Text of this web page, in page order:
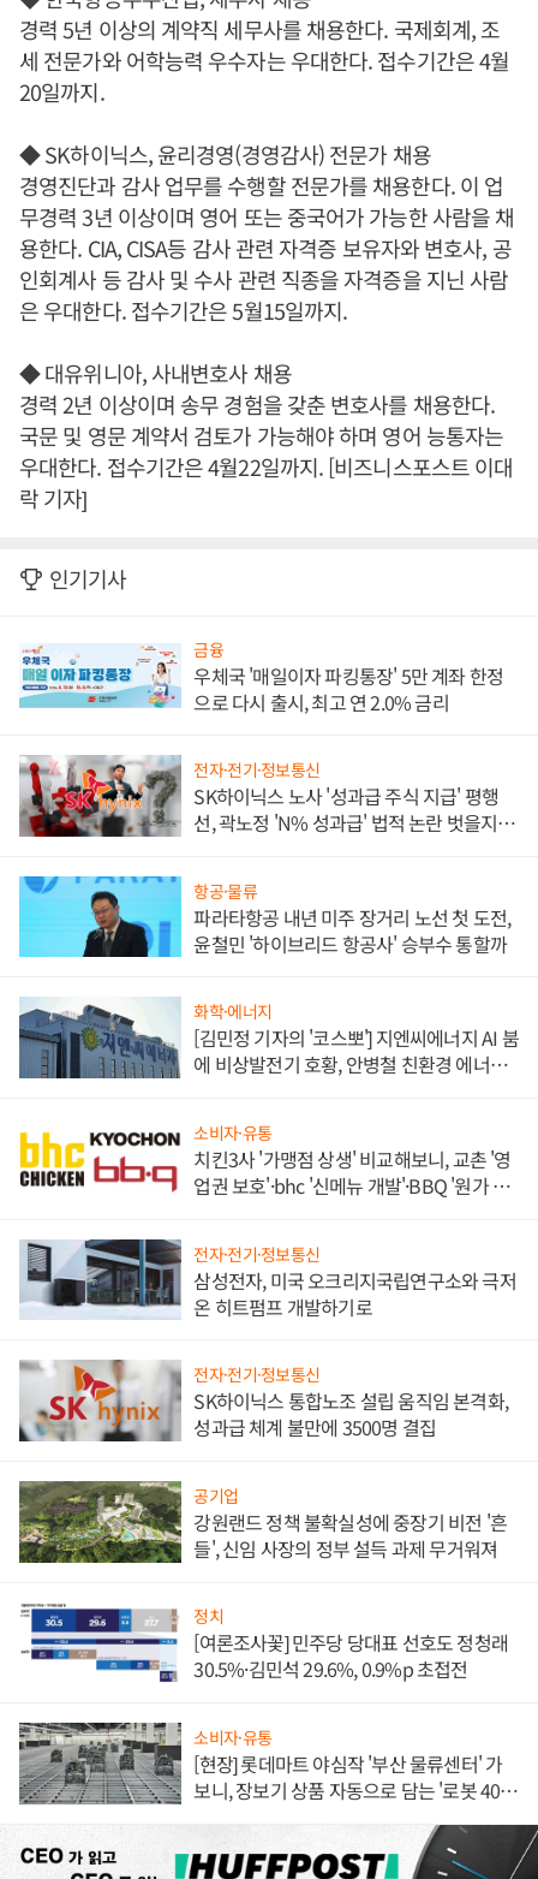
경력 5년 이상의 계약직 세무사를 채용한다. 국제회계, 조
세 전문가와 어학능력 우수자는 우대한다. 접수기간은 4월
20일까지.
◆ SK하이닉스, 윤리경영(경영감사) 전문가 채용
경영진단과 감사 업무를 수행할 전문가를 채용한다. 이 업
무경력 3년 이상이며 영어 또는 중국어가 가능한 사람을 채
용한다. CIA, CISA등 감사 관련 자격증 보유자와 변호사, 공
인회계사 등 감사 및 수사 관련 직종을 자격증을 지닌 사람
은 우대한다. 접수기간은 5월15일까지.
◆ 대유위니아, 사내변호사 채용
경력 2년 이상이며 송무 경험을 갖춘 변호사를 채용한다.
국문 및 영문 계약서 검토가 가능해야 하며 영어 능통자는
우대한다. 접수기간은 4월22일까지. [비즈니스포스트 이대
락 기자]
인기기사
금융
우체국 '매일이자 파킹통장' 5만 계좌 한정
으로 다시 출시, 최고 연 2.0% 금리
전자·전기·정보통신
SK하이닉스 노사 '성과급 주식 지급' 평행
선, 곽노정 'N% 성과급' 법적 논란 벗을지 주
항공·물류
파라타항공 내년 미주 장거리 노선 첫 도전,
윤철민 '하이브리드 항공사' 승부수 통할까
화학·에너지
[김민정 기자의 '코스뽀'] 지엔씨에너지 AI 붐
에 비상발전기 호황, 안병철 친환경 에너지
소비자·유통
치킨3사 '가맹점 상생' 비교해보니, 교촌 '영
업권 보호'·bhc '신메뉴 개발'·BBQ '원가 부
전자·전기·정보통신
삼성전자, 미국 오크리지국립연구소와 극저
온 히트펌프 개발하기로
전자·전기·정보통신
SK하이닉스 통합노조 설립 움직임 본격화,
성과급 체계 불만에 3500명 결집
공기업
강원랜드 정책 불확실성에 중장기 비전 '흔
들', 신임 사장의 정부 설득 과제 무거워져
정치
[여론조사꽃] 민주당 당대표 선호도 정청래
30.5%·김민석 29.6%, 0.9%p 초접전
소비자·유통
[현장] 롯데마트 야심작 '부산 물류센터' 가
보니, 장보기 상품 자동으로 담는 '로봇 400